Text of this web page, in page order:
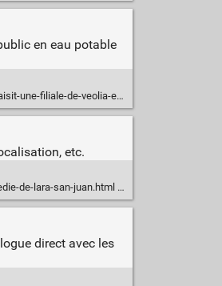
en eau potable
eau-et-electricite-.N654979
etc.
de-lara-san-juan.html
direct avec les